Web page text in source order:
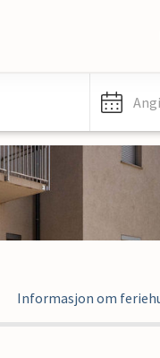
Informasjon om